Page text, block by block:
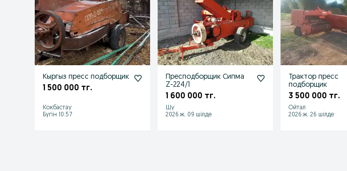
Кыргыз пресс подборщик
1 500 000 тг.
Кокбастау
Бүгін 10:57
Пресподборщик Сипма
Z-224/1
1 600 000 тг.
Шу
2026 ж. 09 шілде
Трактор пресс
подборщик
3 500 000 тг.
Ойтал
2026 ж. 26 шілде